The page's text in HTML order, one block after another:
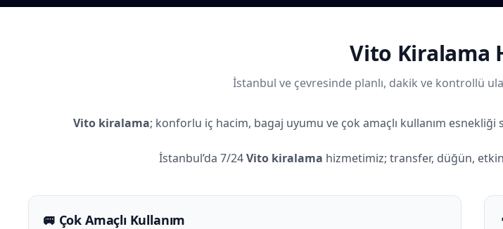
Vito Kiralama
İstanbul ve çevresinde planlı, dakik ve kontrollü
Vito kiralama; konforlu iç hacim, bagaj uyumu ve çok amaçlı kullanım
İstanbul’da 7/24Vito kiralama hizmetimiz; transfer, düğün,
🚐 Çok Amaçlı Kullanım